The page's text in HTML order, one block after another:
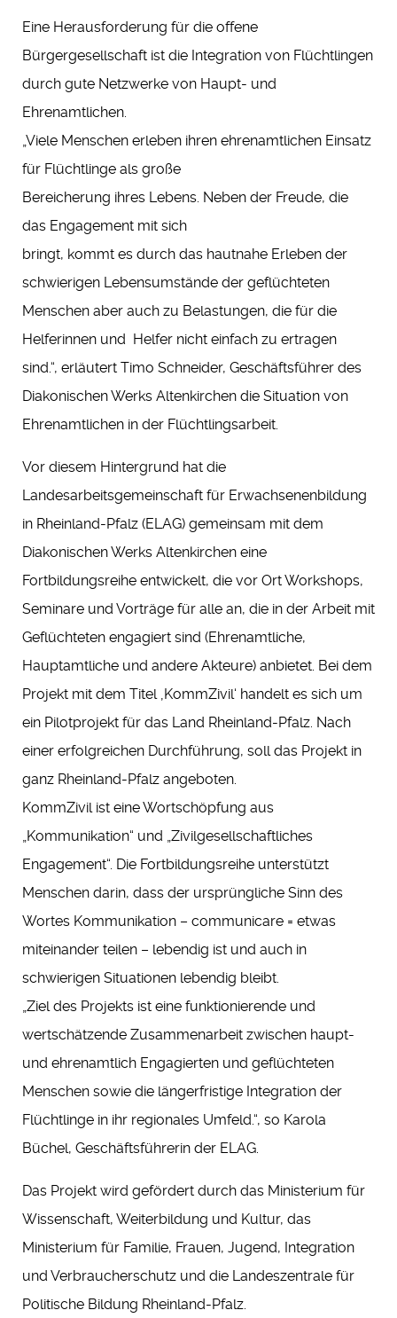
Eine Herausforderung für die offene
Bürgergesellschaft ist die Integration von Flüchtlingen
durch gute Netzwerke von Haupt- und
Ehrenamtlichen.
„Viele Menschen erleben ihren ehrenamtlichen Einsatz
für Flüchtlinge als große
Bereicherung ihres Lebens. Neben der Freude, die
das Engagement mit sich
bringt, kommt es durch das hautnahe Erleben der
schwierigen Lebensumstände der geflüchteten
Menschen aber auch zu Belastungen, die für die
Helferinnen und Helfer nicht einfach zu ertragen
sind.“, erläutert Timo Schneider, Geschäftsführer des
Diakonischen Werks Altenkirchen die Situation von
Ehrenamtlichen in der Flüchtlingsarbeit.
Vor diesem Hintergrund hat die
Landesarbeitsgemeinschaft für Erwachsenenbildung
in Rheinland-Pfalz (ELAG) gemeinsam mit dem
Diakonischen Werks Altenkirchen eine
Fortbildungsreihe entwickelt, die vor Ort Workshops,
Seminare und Vorträge für alle an, die in der Arbeit mit
Geflüchteten engagiert sind (Ehrenamtliche,
Hauptamtliche und andere Akteure) anbietet. Bei dem
Projekt mit dem Titel ‚KommZivil‘ handelt es sich um
ein Pilotprojekt für das Land Rheinland-Pfalz. Nach
einer erfolgreichen Durchführung, soll das Projekt in
ganz Rheinland-Pfalz angeboten.
KommZivil ist eine Wortschöpfung aus
„Kommunikation“ und „Zivilgesellschaftliches
Engagement“. Die Fortbildungsreihe unterstützt
Menschen darin, dass der ursprüngliche Sinn des
Wortes Kommunikation – communicare = etwas
miteinander teilen – lebendig ist und auch in
schwierigen Situationen lebendig bleibt.
„Ziel des Projekts ist eine funktionierende und
wertschätzende Zusammenarbeit zwischen haupt-
und ehrenamtlich Engagierten und geflüchteten
Menschen sowie die längerfristige Integration der
Flüchtlinge in ihr regionales Umfeld.“, so Karola
Büchel, Geschäftsführerin der ELAG.
Das Projekt wird gefördert durch das Ministerium für
Wissenschaft, Weiterbildung und Kultur, das
Ministerium für Familie, Frauen, Jugend, Integration
und Verbraucherschutz und die Landeszentrale für
Politische Bildung Rheinland-Pfalz.